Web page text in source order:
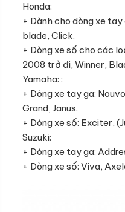
Honda:
+ Dành cho dòng xe
blade, Click.
+ Dòng xe số cho các
2008 trở đi, Winner,
Yamaha: :
+ Dòng xe tay ga:
Grand, Janus.
+ Dòng xe số: Exciter,
Suzuki:
+ Dòng xe tay ga:
+ Dòng xe số: Viva,